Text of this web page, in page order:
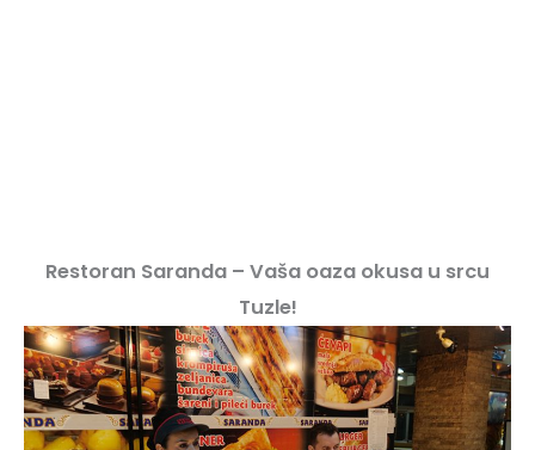
Restoran Saranda – Vaša oaza okusa u srcu
Tuzle!